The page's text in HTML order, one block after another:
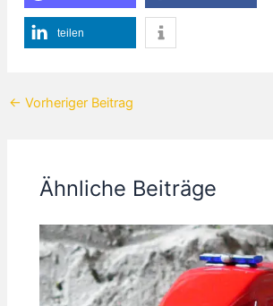
teilen
← Vorheriger Beitrag
Ähnliche Beiträge